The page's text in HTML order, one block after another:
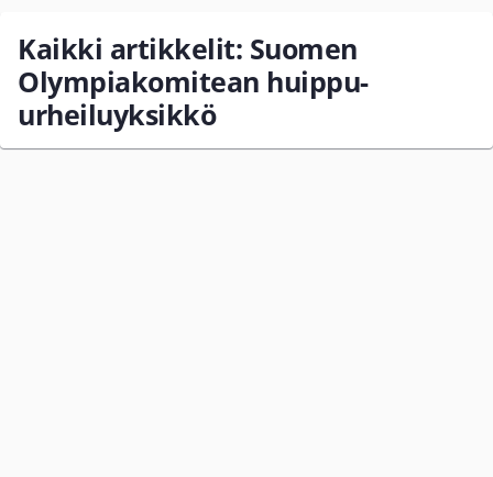
Kaikki artikkelit: Suomen
Olympiakomitean huippu-
urheiluyksikkö